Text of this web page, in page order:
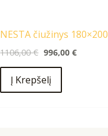
NESTA čiužinys 180×200
1106,00€ 996,00€
Į Krepšelį